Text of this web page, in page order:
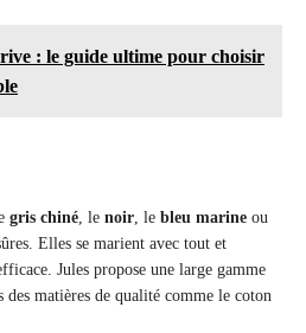
: le guide ultime pour choisir
gris chiné, le noir, le bleu marine ou
Elles se marient avec tout et
Jules propose une large gamme
des matières de qualité comme le coton